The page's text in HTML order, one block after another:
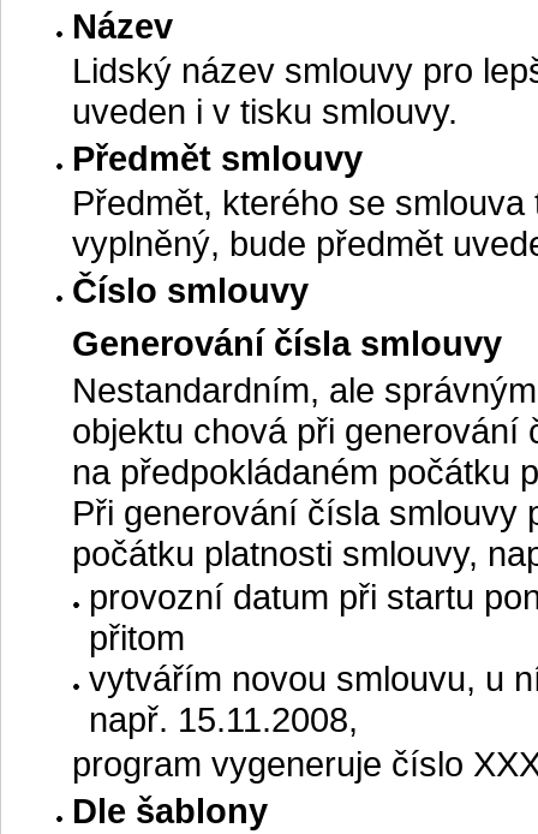
Název
Lidský název smlouvy pro
uveden i v tisku smlouvy.
Předmět smlouvy
Předmět, kterého se
vyplněný, bude předmět
Číslo smlouvy
Generování čísla smlouvy
Nestandardním, ale
objektu chová při
na předpokládaném počátku
Při generování čísla smlouvy
počátku platnosti smlouvy,
provozní datum při startu
přitom
vytvářím novou smlouvu, u
např. 15.11.2008,
program vygeneruje číslo
Dle šablony